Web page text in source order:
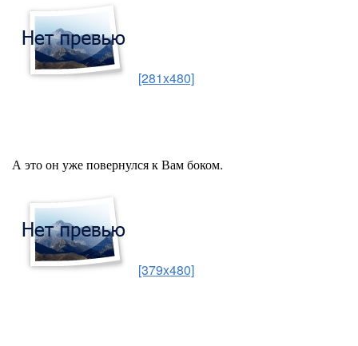
[281x480]
А это он уже повернулся к Вам боком.
[379x480]